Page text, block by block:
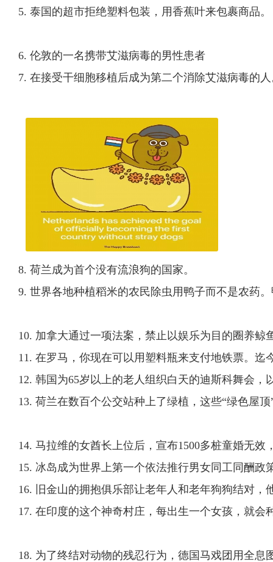
5. 泰国的超市拒绝塑料包装，用香蕉叶来包裹商品。
6. 伦敦的一名携带艾滋病毒的男性患者
7. 在接受干细胞移植后成为第二个消除艾滋病毒的
8. 荷兰成为首个没有流浪狗的国家。
9. 世界各地种植稻米的农民除虫用鸭子而不是农药
10. 加拿大通过一项法案，禁止以娱乐为目的圈养鲸
11. 在罗马，你现在可以用塑料瓶来支付地铁票。迄
12. 韩国为65岁以上的老人组织白天的迪斯科舞会，
13. 荷兰在数百个公交站种上了绿植，这些“绿色屋
14. 马拉维的女酋长上位后，宣布1500多桩童婚无
15. 冰岛成为世界上第一个依法推行男女同工同酬政
16. 旧金山的拥抱俱乐部让老年人和老年狗狗结对，
17. 在印度的这个神奇村庄，每出生一个女孩，就
18. 为了终结对动物的残忍行为，德国马戏团用全息